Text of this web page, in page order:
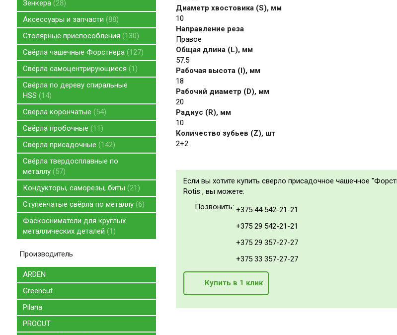
Зенкера 28
Аксессуары и запчасти
88
Столярные приспособления
130
Свёрла чашечные Форстнера 127
Свёрла самоцентрирующиеся
1
Свёрла по дереву спиральные
HSS
14
Свёрла корончатые
54
Свёрла пробочные
11
Свёрла присадочные
142
Свёрла твердосплавные по
металлу 57
Кондукторы, саморезы, биты 21
Ступенчатые свёрла по металлу 6
Фаскосниматели для круглых
металлических деталей
1
Производитель
ARDEN
Greencut
Pilana
PROCUT
Диаметр хвостовика (S), мм
10
Направление реза
Правое
Общая длина (L), мм
57.5
Рабочая высота (I), мм
18
Рабочий диаметр (D), мм
20
Радиус (R), мм
10
Количество зубьев (Z), шт
2+2
Если вы хотите купить сверло присадочное чашечное
Rotis , вы можете:
Позвонить: +375 44 542-21-21
+375 29 542-21-21
+375 29 357-27-27
+375 33 357-27-27
Купить в 1 клик